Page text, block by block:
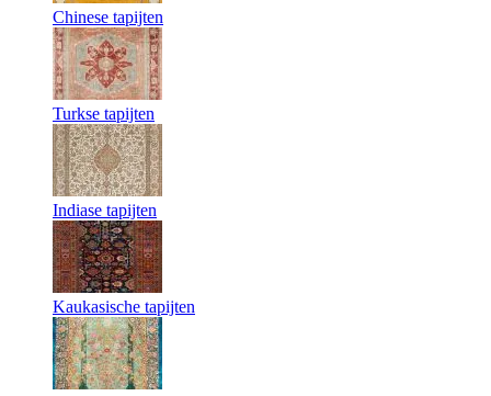
Chinese tapijten
Turkse tapijten
Indiase tapijten
Kaukasische tapijten